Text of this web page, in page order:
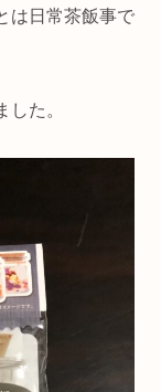
は日常茶飯事で
た。